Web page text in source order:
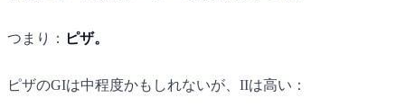
つまり： ピザ。
ピザのGIは中程度かもしれないが、IIは高い：